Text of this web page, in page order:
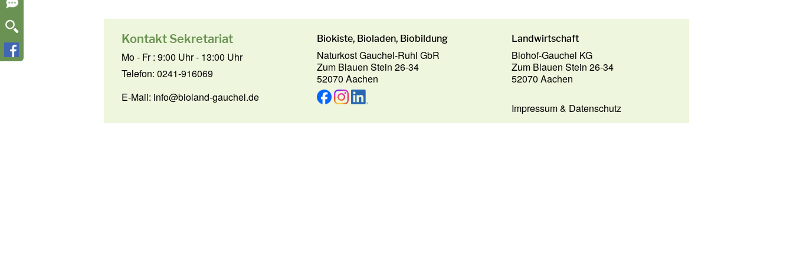
Kontakt Sekretariat
Mo - Fr : 9:00 Uhr - 13:00 Uhr
Telefon: 0241-916069
E-Mail: info@bioland-gauchel.de
Biokiste, Bioladen, Biobildung
Naturkost Gauchel-Ruhl GbR
Zum Blauen Stein 26-34
52070 Aachen
Landwirtschaft
Biohof-Gauchel KG
Zum Blauen Stein 26-34
52070 Aachen
Impressum& Datenschutz